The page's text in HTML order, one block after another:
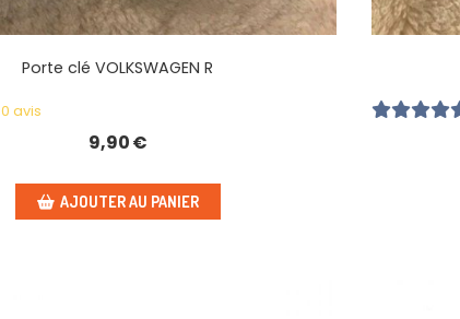
Porte clé VOLKSWAGEN R
0 avis
9,90€
AJOUTER AU PANIER